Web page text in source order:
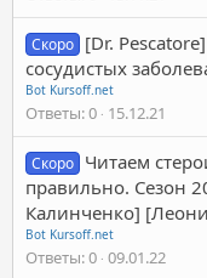
Скоро [Dr.
сосудистых
Bot Kursoff.net
Ответы 0 15.12.21
Скоро Читаем
правильно. Сезон
Калинченко]
Bot Kursoff.net
Ответы 0 09.01.22